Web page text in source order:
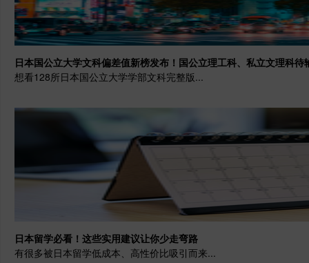
日本国公立大学文科偏差值新榜发布！国公立理工科、私立文理科待
想看128所日本国公立大学学部文科完整版...
日本留学必看！这些实用建议让你少走弯路
有很多被日本留学低成本、高性价比吸引而来...